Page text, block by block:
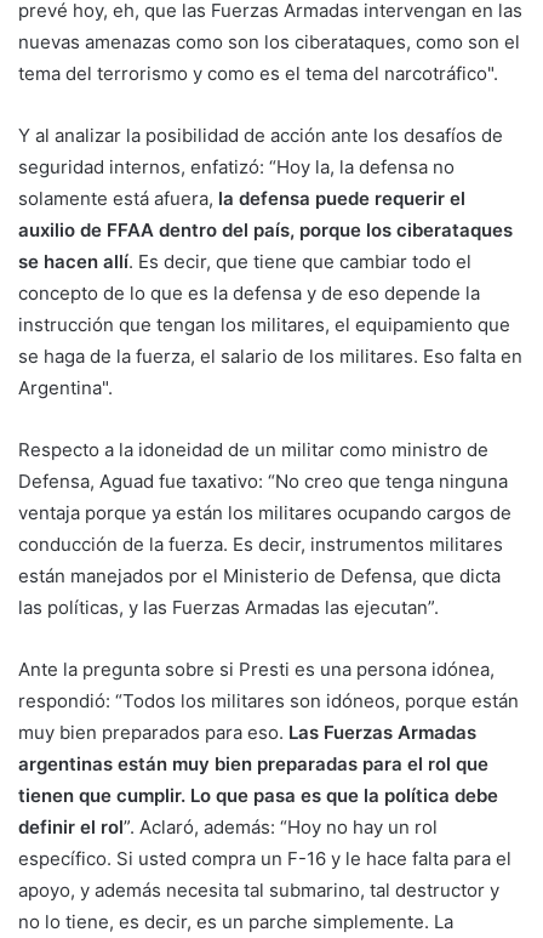
prevé hoy, eh, que las Fuerzas Armadas intervengan en las
nuevas amenazas como son los ciberataques, como son el
tema del terrorismo y como es el tema del narcotráfico".
Y al analizar la posibilidad de acción ante los desafíos de
seguridad internos, enfatizó: “Hoy la, la defensa no
solamente está afuera, la defensa puede requerir el
auxilio de FFAA dentro del país, porque los ciberataques
se hacen allí. Es decir, que tiene que cambiar todo el
concepto de lo que es la defensa y de eso depende la
instrucción que tengan los militares, el equipamiento que
se haga de la fuerza, el salario de los militares. Eso falta en
Argentina".
Respecto a la idoneidad de un militar como ministro de
Defensa, Aguad fue taxativo: “No creo que tenga ninguna
ventaja porque ya están los militares ocupando cargos de
conducción de la fuerza. Es decir, instrumentos militares
están manejados por el Ministerio de Defensa, que dicta
las políticas, y las Fuerzas Armadas las ejecutan”.
Ante la pregunta sobre si Presti es una persona idónea,
respondió: “Todos los militares son idóneos, porque están
muy bien preparados para eso. Las Fuerzas Armadas
argentinas están muy bien preparadas para el rol que
tienen que cumplir. Lo que pasa es que la política debe
definir el rol”. Aclaró, además: “Hoy no hay un rol
específico. Si usted compra un F-16 y le hace falta para el
apoyo, y además necesita tal submarino, tal destructor y
no lo tiene, es decir, es un parche simplemente. La